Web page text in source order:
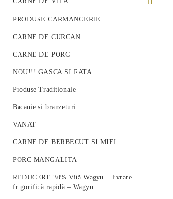
PREMIUM BEEF STEAK
VITA ROMANEASCA
VITA WAGYU
Vită Angus Premium
PRODUSE CARMANGERIE
CARNE DE CURCAN
CARNE DE PORC
NOU!!! GASCA SI RATA
Produse Traditionale
Bacanie si branzeturi
VANAT
CARNE DE BERBECUT SI MIEL
PORC MANGALITA
REDUCERE 30% Vită Wagyu – livrare
frigorifică rapidă – Wagyu